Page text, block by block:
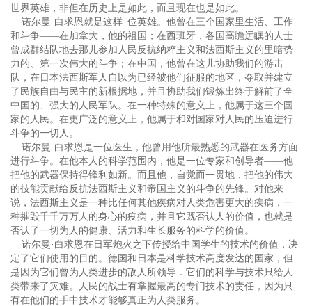
世界英雄，非但在历史上是如此，而且现在也是如此。
诺尔曼·白求恩就是这样_位英雄。他曾在三个国家里生活、工作
和斗争——在加拿大，他的祖国；在西班牙，各国高瞻远瞩的人士
曾成群结队地去那儿参加人民反抗纳粹主义和法西斯主义的里暗势
力的、第一次伟大的斗争；在中国，他曾在这儿协助我们的游击
队，在日本法西斯军人自以为已经被他们征服的地区，夺取并建立
了民族自由与民主的新根据地，并且协助我们锻炼出终于解前了全
中国的、强大的人民军队。在一种特殊的意义上，他属于这三个国
家的人民。在更广泛的意义上，他属于和对国家对人民的压迫进行
斗争的一切人。
诺尔曼·白求恩是一位医生，他曾用他所最熟悉的武器在医务方面
进行斗争。在他本人的科学范围内，他是一位专家和创导者——他
把他的武器保持得锋利如新。而且他，自觉而一贯地，把他的伟大
的技能贡献给反抗法西斯主义和帝国主义的斗争的先锋。对他来
说，法西斯主义是一种比任何其他疾病对人类危害更大的疾病，一
种摧毁千千万万人的身心的疫病，并且它既否认人的价值，也就是
否认了一切为人的健康、活力和生长服务的科学的价值。
诺尔曼·白求恩在日军炮火之下传授给中国学生的技术的价值，决
定了它们使用的目的。德国和日本是科学技术高度发达的国家，但
是因为它们曾为人类进步的敌人所领导．它们的科学与技术只给人
类带来了灾难。人民的战士有掌握最高的专门技术的责任，因为只
有在他们的手中技术才能够真正为人类服务。